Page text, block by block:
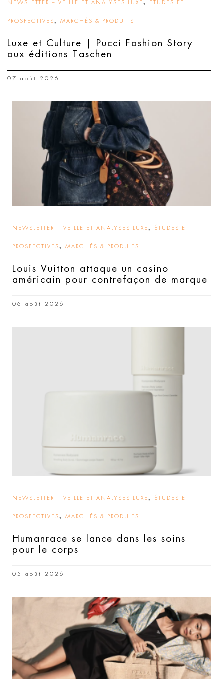
NEWSLETTER – VEILLE ET ANALYSES LUXE , ÉTUDES ET
PROSPECTIVES, MARCHÉS & PRODUITS
Luxe et Culture | Pucci Fashion Story
aux éditions Taschen
07 août 2026
NEWSLETTER – VEILLE ET ANALYSES LUXE , ÉTUDES ET
PROSPECTIVES, MARCHÉS & PRODUITS
Louis Vuitton attaque un casino
américain pour contrefaçon de marque
06 août 2026
NEWSLETTER – VEILLE ET ANALYSES LUXE , ÉTUDES ET
PROSPECTIVES, MARCHÉS & PRODUITS
Humanrace se lance dans les soins
pour le corps
05 août 2026